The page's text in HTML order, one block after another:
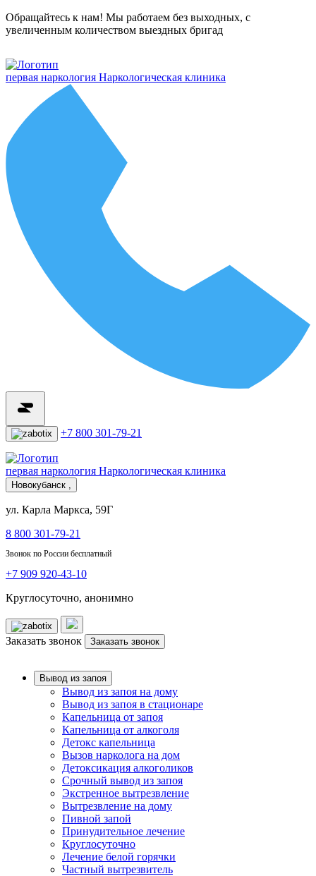
Обращайтесь к нам! Мы работаем без выходных, с
увеличенным количеством выездных бригад
первая наркология Наркологическая клиника
+7 800 301-79-21
первая наркология Наркологическая клиника
Новокубанск ,
ул. Карла Маркса, 59Г
8 800 301-79-21
Звонок по России бесплатный
+7 909 920-43-10
Круглосуточно, анонимно
Заказать звонок Заказать звонок
Вывод из запоя
Вывод из запоя на дому
Вывод из запоя в стационаре
Капельница от запоя
Капельница от алкоголя
Детокс капельница
Вызов нарколога на дом
Детоксикация алкоголиков
Срочный вывод из запоя
Экстренное вытрезвление
Вытрезвление на дому
Пивной запой
Принудительное лечение
Круглосуточно
Лечение белой горячки
Частный вытрезвитель